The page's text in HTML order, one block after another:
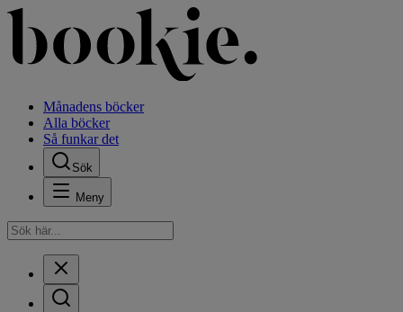
Månadens böcker
Alla böcker
Så funkar det
Sök
Meny